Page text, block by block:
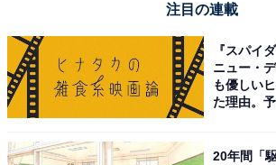
注目の連載
『スパイ
ニュー・
も優しい
た理由。
20年間「